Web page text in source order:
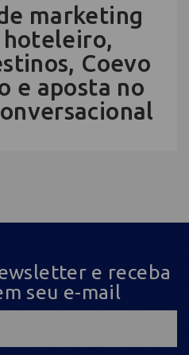
marketing
hoteleiro,
Coevo
e aposta no
e receba
seu e-mail